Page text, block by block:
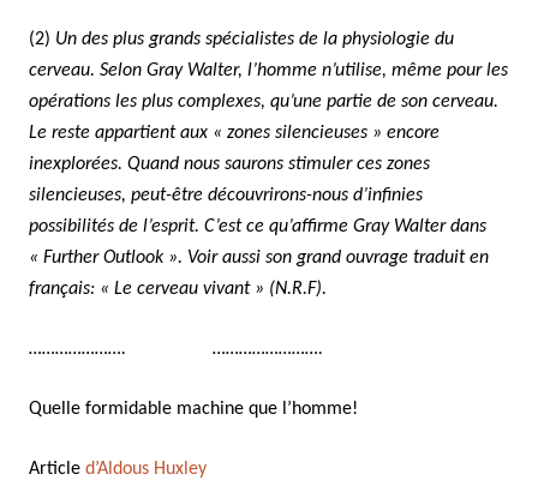
(2) Un des plus grands spécialistes de la physiologie du
cerveau. Selon Gray Walter, l’homme n’utilise, même pour les
opérations les plus complexes, qu’une partie de son cerveau.
Le reste appartient aux « zones silencieuses » encore
inexplorées. Quand nous saurons stimuler ces zones
silencieuses, peut-être découvrirons-nous d’infinies
possibilités de l’esprit. C’est ce qu’affirme Gray Walter dans
« Further Outlook ». Voir aussi son grand ouvrage traduit en
français: « Le cerveau vivant » (N.R.F).
…………………. …………………….
Quelle formidable machine que l’homme!
Article d’Aldous Huxley